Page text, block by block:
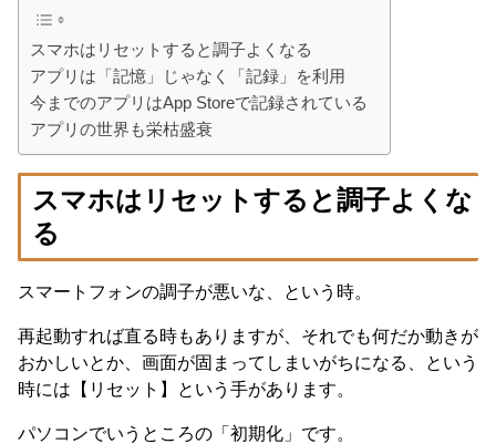
スマホはリセットすると調子よくなる
アプリは「記憶」じゃなく「記録」を利用
今までのアプリはApp Storeで記録されている
アプリの世界も栄枯盛衰
スマホはリセットすると調子よくな
る
スマートフォンの調子が悪いな、という時。
再起動すれば直る時もありますが、それでも何だか動きが
おかしいとか、画面が固まってしまいがちになる、という
時には【リセット】という手があります。
パソコンでいうところの「初期化」です。